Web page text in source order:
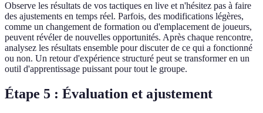
Observe les résultats de vos tactiques en live et n'hésitez pas à faire
des ajustements en temps réel. Parfois, des modifications légères,
comme un changement de formation ou d'emplacement de joueurs,
peuvent révéler de nouvelles opportunités. Après chaque rencontre,
analysez les résultats ensemble pour discuter de ce qui a fonctionné
ou non. Un retour d'expérience structuré peut se transformer en un
outil d'apprentissage puissant pour tout le groupe.
Étape 5 : Évaluation et ajustement